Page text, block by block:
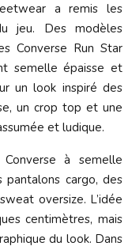
a remis les
jeu. Des modèles
Converse Run Star
semelle épaisse et
un look inspiré des
un crop top et une
et ludique.
à semelle
cargo, des
oversize. L’idée
centimètres, mais
du look. Dans